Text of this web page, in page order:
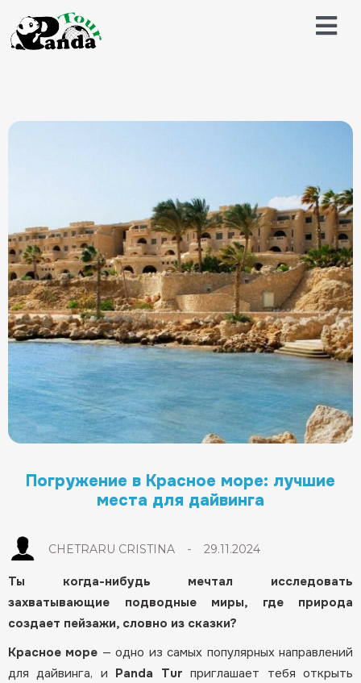
Погружение в Красное море: лучшие
места для дайвинга
CHETRARU CRISTINA - 29.11.2024
Ты когда-нибудь мечтал исследовать
захватывающие подводные миры, где природа
создает пейзажи, словно из сказки?
Красное море — одно из самых популярных направлений
для дайвинга, и Panda Tur приглашает тебя открыть